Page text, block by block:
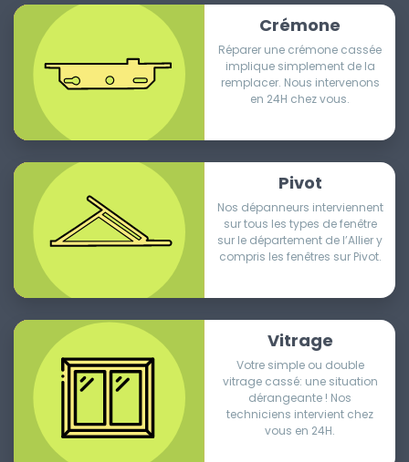
Crémone
Réparer une crémone cassée
implique simplement de la
remplacer. Nous intervenons
en 24H chez vous.
Pivot
Nos dépanneurs interviennent
sur tous les types de fenêtre
sur le département de l’Allier y
compris les fenêtres sur Pivot.
Vitrage
Votre simple ou double
vitrage cassé: une situation
dérangeante ! Nos
techniciens intervient chez
vous en 24H.